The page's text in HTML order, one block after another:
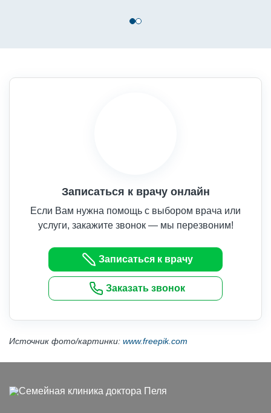
Записаться к врачу онлайн
Если Вам нужна помощь с выбором врача или
услуги, закажите звонок — мы перезвоним!
Записаться к врачу
Заказать звонок
Источник фото/картинки: www.freepik.com